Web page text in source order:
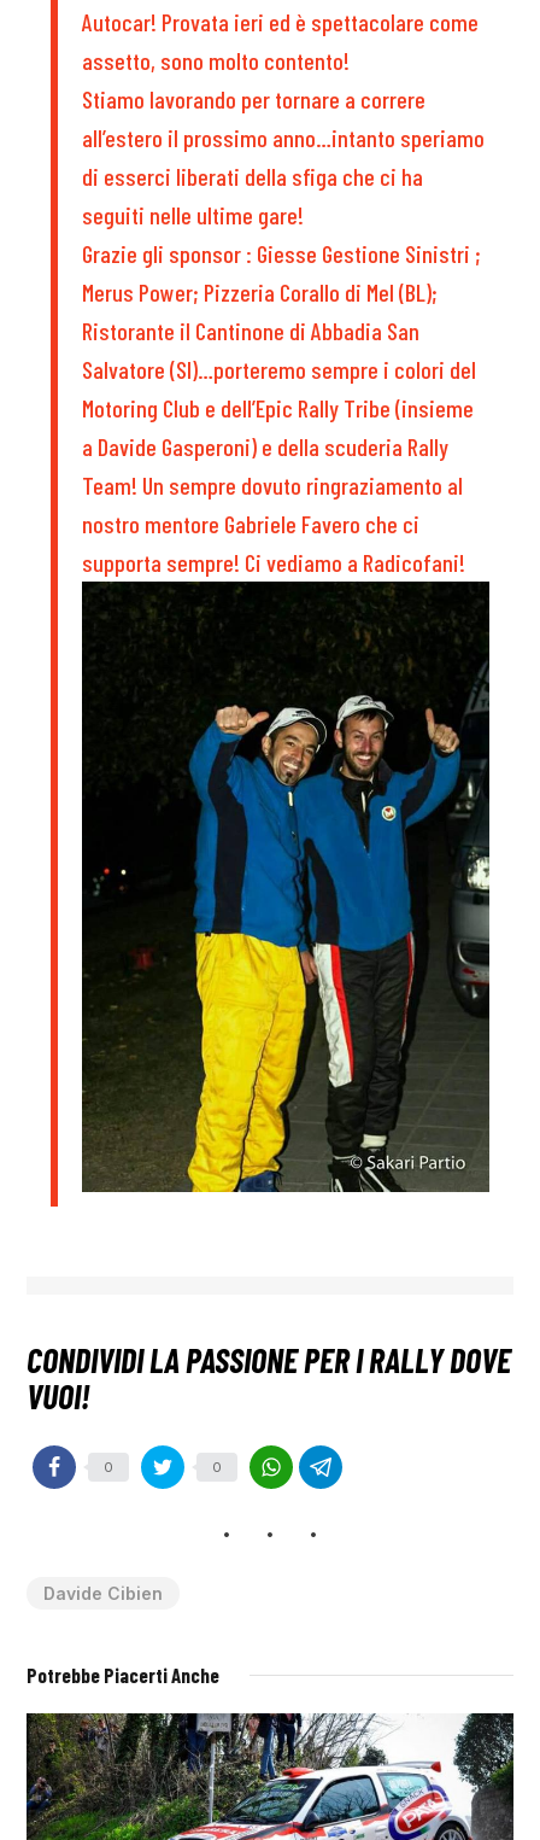
Autocar! Provata ieri ed è spettacolare come
assetto, sono molto contento!
Stiamo lavorando per tornare a correre
all’estero il prossimo anno…intanto speriamo
di esserci liberati della sfiga che ci ha
seguiti nelle ultime gare!
Grazie gli sponsor : Giesse Gestione Sinistri ;
Merus Power; Pizzeria Corallo di Mel (BL);
Ristorante il Cantinone di Abbadia San
Salvatore (SI)…porteremo sempre i colori del
Motoring Club e dell’Epic Rally Tribe (insieme
a Davide Gasperoni) e della scuderia Rally
Team! Un sempre dovuto ringraziamento al
nostro mentore Gabriele Favero che ci
supporta sempre! Ci vediamo a Radicofani!
0 0
Davide Cibien
Potrebbe Piacerti Anche